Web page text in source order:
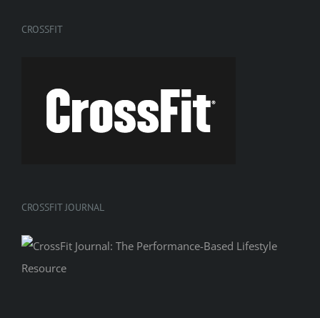
CROSSFIT
CROSSFIT JOURNAL